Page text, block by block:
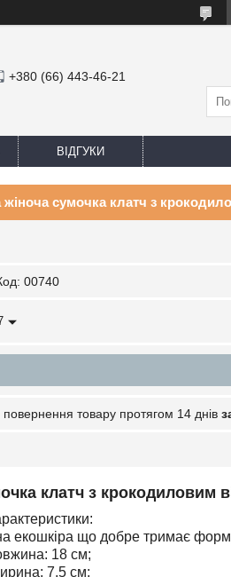
+380 (66) 443-46-21
ВІДГУКИ
сумочка клатч з
00740
повернення товару протягом 14 днів
клатч з крокодиловим
екошкіра що добре тримає
18 см;
7,5 см;